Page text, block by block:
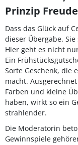
Prinzip Freude
Dass das Glück auf
dieser Übergabe.
Hier geht es nicht
Ein
Sorte Geschenk, die
macht.
Farben und kleine
haben, wirkt so ein
strahlender.
Die Moderatorin
Gewinnspiele